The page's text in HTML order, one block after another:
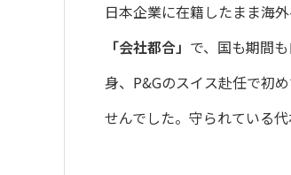
日本企業に在籍したまま海
「会社都合」 で、国も期間
身、P&Gのスイス赴任で初
せんでした。守られている